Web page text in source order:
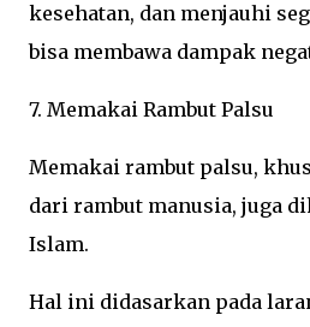
kesehatan, dan menjauhi
bisa membawa dampak
7. Memakai Rambut Palsu
Memakai rambut palsu,
dari rambut manusia, juga
Islam.
Hal ini didasarkan pada